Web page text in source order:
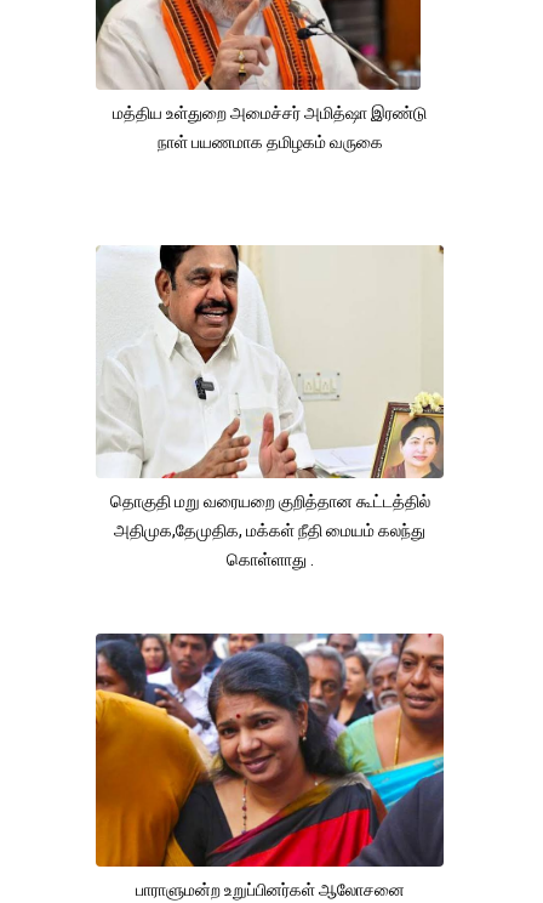
மத்திய உள்துறை அமைச்சர் அமித்ஷா இரண்டு
நாள் பயணமாக தமிழகம் வருகை
தொகுதி மறு வரையறை குறித்தான கூட்டத்தில்
அதிமுக,தேமுதிக, மக்கள் நீதி மையம் கலந்து
கொள்ளாது .
பாராளுமன்ற உறுப்பினர்கள் ஆலோசனை